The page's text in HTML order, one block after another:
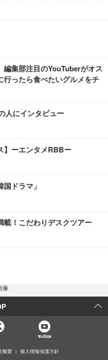
編集部注目のYouTuberがオス
行ったら食べたいグルメをチ
人にインタビュー
】ーエンタメRBBー
ドラマ」
載！こだわりデスクツアー
像
YouTube
概要 個人情報保護方針